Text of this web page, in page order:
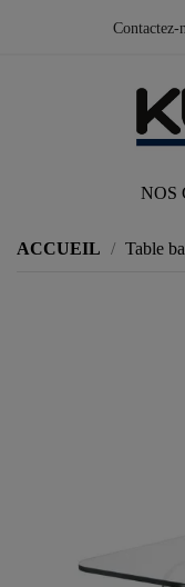
Contactez-
NOS
ACCUEIL Table